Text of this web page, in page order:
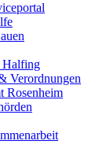
Halfing
Verordnungen
Rosenheim